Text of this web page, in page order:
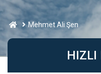
Mehmet Ali Şen
HIZLI